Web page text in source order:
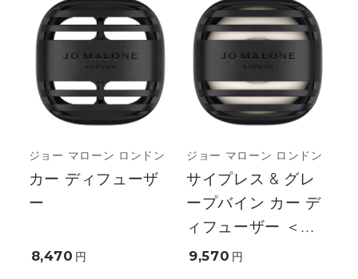
ジョー マローン ロンドン
カー ディフューザ
ー
8,470 円
ジョー マローン ロンドン
サイプレス & グレ
ープバイン カー デ
ィフューザー ＜...
9,570 円